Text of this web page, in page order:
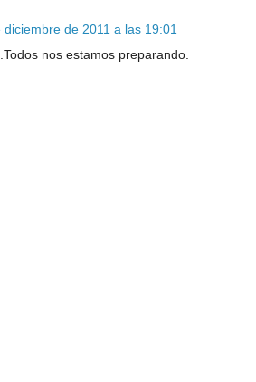
diciembre de 2011 a las 19:01
nos estamos preparando.